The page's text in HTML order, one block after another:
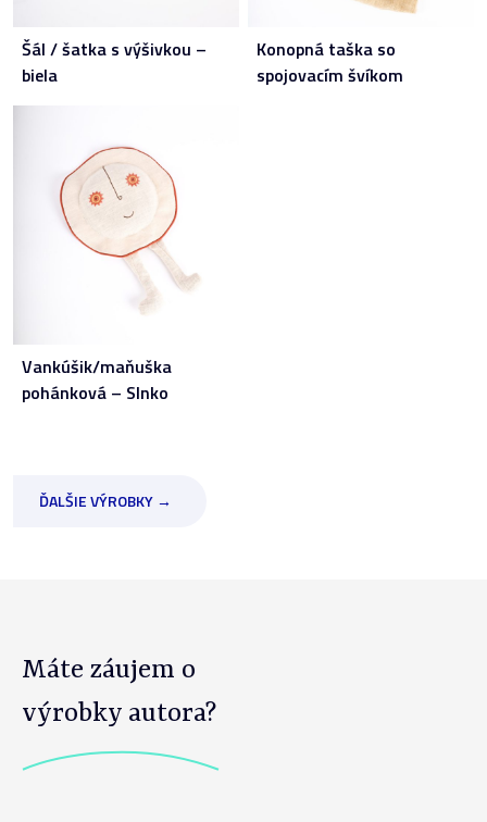
Šál / šatka s výšivkou –
biela
Konopná taška so
spojovacím švíkom
Vankúšik/maňuška
pohánková – Slnko
ĎALŠIE VÝROBKY →
Máte záujem o
výrobky autora?